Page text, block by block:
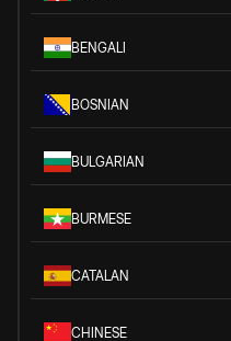
BENGALI
BOSNIAN
BULGARIAN
BURMESE
CATALAN
CHINESE